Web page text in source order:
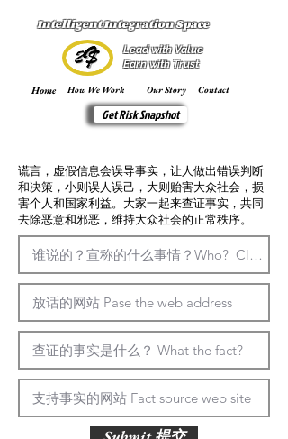
Intelligent Integration Space
Lead with Value
Earn with Trust
Home How We Work Our Story Contact
Get Risk Snapshot
​谎言，虚假信息会误导事实，让人做出错误判断
和决策，小则误人误己，大则贻害大众社会，损
害个人和国家利益。大家一起来查证事实，共同
去除恶意和邪恶，维持大众社会的正常秩序。